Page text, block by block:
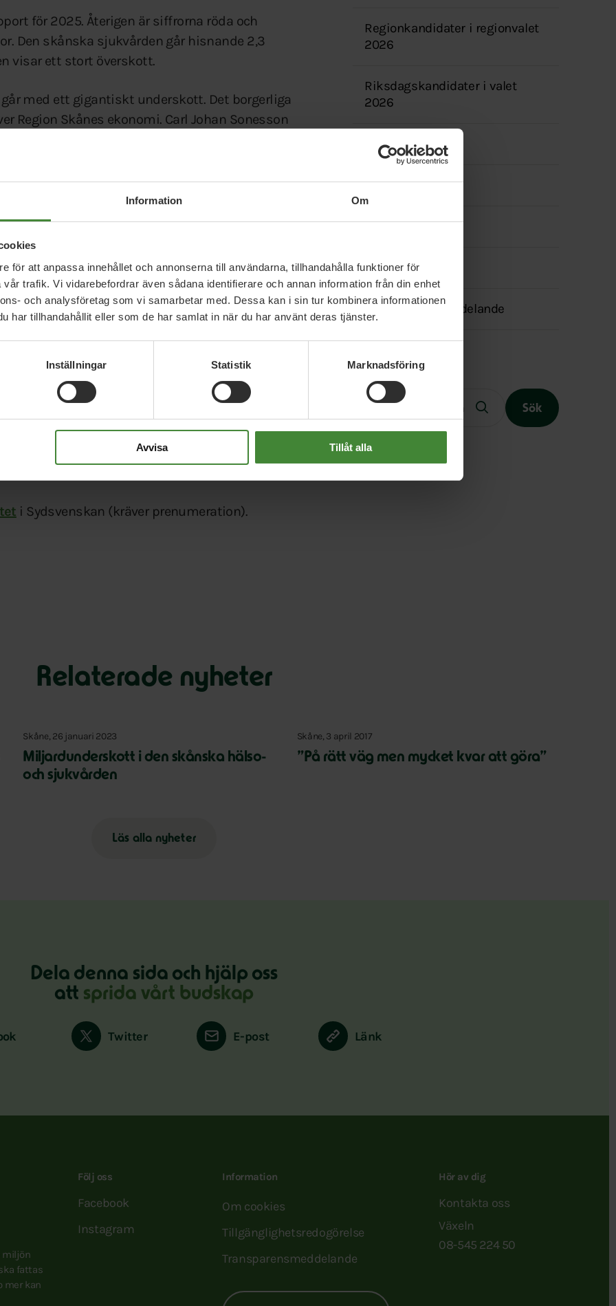
Information Om
för att anpassa innehållet och annonserna till användarna, tillhandahålla funktioner för
trafik. Vi vidarebefordrar även sådana identifierare och annan information från din enhet
och analysföretag som vi samarbetar med. Dessa kan i sin tur kombinera informationen
har tillhandahållit eller som de har samlat in när du har använt deras tjänster.
Inställningar Statistik Marknadsföring
Avvisa Tillåt alla
för 2025. Återigen är siffrorna röda och
Den skånska sjukvården går hisnande 2,3
visar ett stort överskott.
med ett gigantiskt underskott. Det borgerliga
Skånes ekonomi. Carl Johan Sonesson
säger
borgerliga styrets underfinansiering av den
att klara sina budgetar och går därför
drabba både patienter och
stora överskott ska användas till
men istället fortsätter det Moderatledda
blev Skånetrafikens vinst förra året drygt
till Region Skåne.
ska inte finansiera sjukvården,
budget ska gå till fler avgångar för bussar
i Sydsvenskan (kräver prenumeration).
Regionkandidater i regionvalet
2026
Riksdagskandidater i valet
2026
Press
Facebook
Instagram
In English
Transparensmeddelande
Sök
Slutet på menyn
Relaterade nyheter
Skåne, 26 januari 2023
Miljardunderskott i den skånska hälso-
och sjukvården
Skåne, 3 april 2017
”På rätt väg men mycket kvar att göra”
Läs alla nyheter
Dela denna sida och hjälp oss
att sprida vårt budskap
Twitter E-post Länk
miljön
fattas
mer kan
Följ oss
Facebook
Instagram
Information
Om cookies
Tillgänglighetsredogörelse
Transparensmeddelande
Hör av dig
Kontakta oss
Växeln
08-545 224 50